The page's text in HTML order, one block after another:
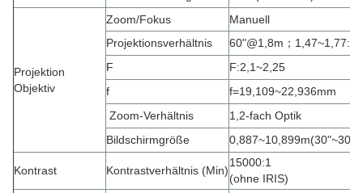
Projektion
Objektiv
Zoom/Fokus
Manuell
Projektionsverhältnis
60"@1,8m ； 1,47~1,77:
F
F:2,1~2,25
f
f=19,109~22,936mm
Zoom-Verhältnis
1,2-fach Optik
Bildschirmgröße
0,887~10,899m(30"~300"
Kontrast Kontrastverhältnis (Min)
15000:1
(ohne IRIS)